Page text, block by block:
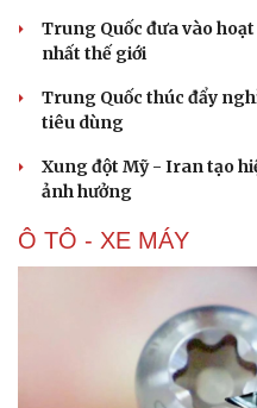
Du lịch
Trung Quốc đưa vào
nhất thế giới
Trung Quốc thúc đẩy
tiêu dùng
Xung đột Mỹ - Iran tạo
ảnh hưởng
Ô TÔ - XE MÁY